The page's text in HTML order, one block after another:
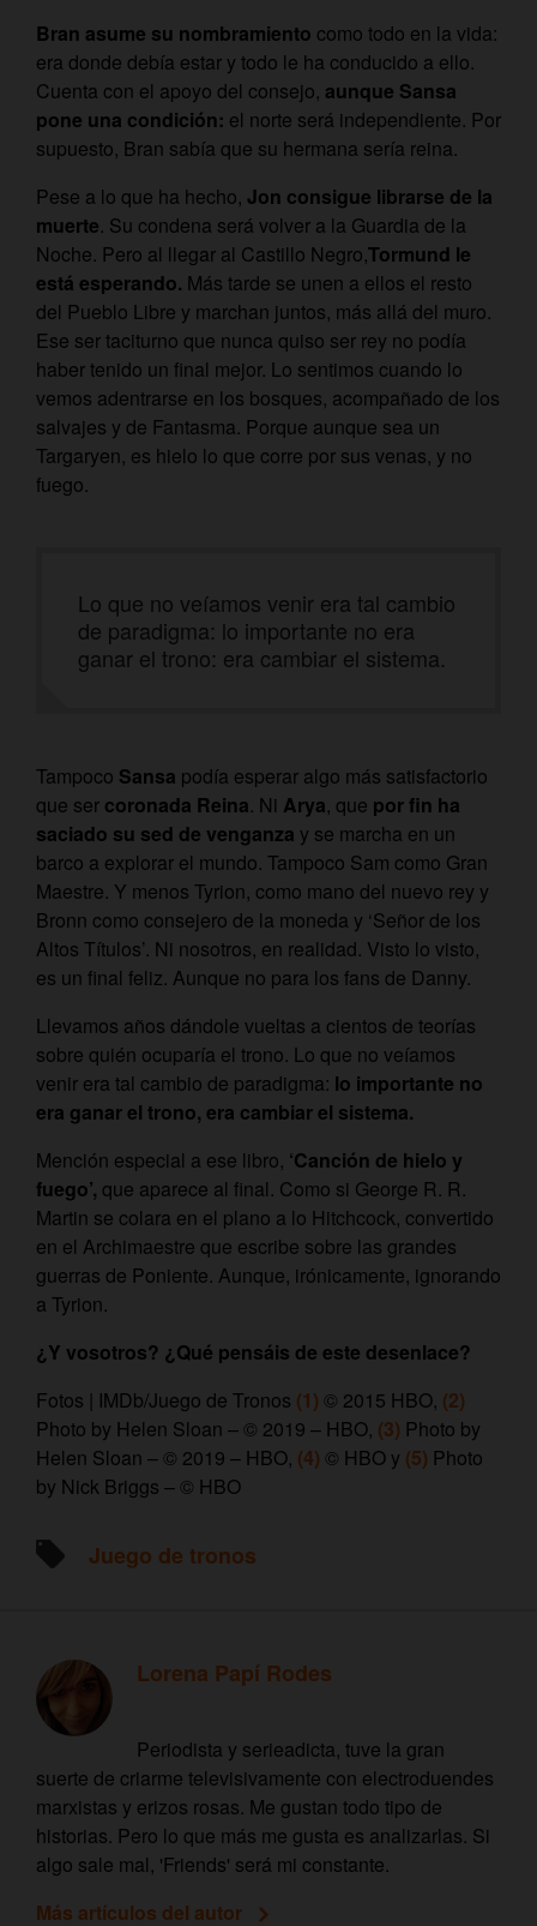
Bran asume su nombramiento como todo en la vida:
era donde debía estar y todo le ha conducido a ello.
Cuenta con el apoyo del consejo, aunque Sansa
pone una condición: el norte será independiente. Por
supuesto, Bran sabía que su hermana sería reina.
Pese a lo que ha hecho, Jon consigue librarse de la
muerte. Su condena será volver a la Guardia de la
Noche. Pero al llegar al Castillo Negro,Tormund le
está esperando. Más tarde se unen a ellos el resto
del Pueblo Libre y marchan juntos, más allá del muro.
Ese ser taciturno que nunca quiso ser rey no podía
haber tenido un final mejor. Lo sentimos cuando lo
vemos adentrarse en los bosques, acompañado de los
salvajes y de Fantasma. Porque aunque sea un
Targaryen, es hielo lo que corre por sus venas, y no
fuego.
Lo que no veíamos venir era tal cambio
de paradigma: lo importante no era
ganar el trono: era cambiar el sistema.
Tampoco Sansa podía esperar algo más satisfactorio
que ser coronada Reina. Ni Arya, que por fin ha
saciado su sed de venganza y se marcha en un
barco a explorar el mundo. Tampoco Sam como Gran
Maestre. Y menos Tyrion, como mano del nuevo rey y
Bronn como consejero de la moneda y ‘Señor de los
Altos Títulos’. Ni nosotros, en realidad. Visto lo visto,
es un final feliz. Aunque no para los fans de Danny.
Llevamos años dándole vueltas a cientos de teorías
sobre quién ocuparía el trono. Lo que no veíamos
venir era tal cambio de paradigma: lo importante no
era ganar el trono, era cambiar el sistema.
Mención especial a ese libro, ‘Canción de hielo y
fuego’, que aparece al final. Como si George R. R.
Martin se colara en el plano a lo Hitchcock, convertido
en el Archimaestre que escribe sobre las grandes
guerras de Poniente. Aunque, irónicamente, ignorando
a Tyrion.
¿Y vosotros? ¿Qué pensáis de este desenlace?
Fotos | IMDb/Juego de Tronos (1) © 2015 HBO, (2)
Photo by Helen Sloan – © 2019 – HBO, (3) Photo by
Helen Sloan – © 2019 – HBO, (4) © HBO y (5) Photo
by Nick Briggs – © HBO
Juego de tronos
Lorena Papí Rodes
Periodista y serieadicta, tuve la gran
suerte de criarme televisivamente con electroduendes
marxistas y erizos rosas. Me gustan todo tipo de
historias. Pero lo que más me gusta es analizarlas. Si
algo sale mal, 'Friends' será mi constante.
Más artículos del autor